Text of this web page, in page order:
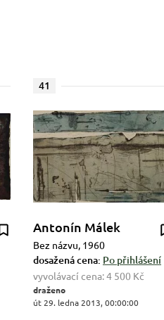
41
Antonín Málek
Bez názvu, 1960
dosažená cena: Po přihlášení
vyvolávací cena:4 500 Kč
draženo
út 29. ledna 2013, 00:00:00